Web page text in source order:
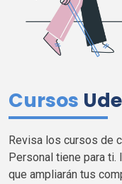
Cursos
Revisa los cursos de
Personal tiene para ti.
que ampliarán tus